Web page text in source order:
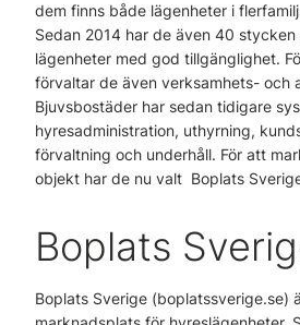
dem finns både lägenheter i
Sedan 2014 har de även 40
lägenheter med god tillgänglighet.
förvaltar de även verksamhets- och
Bjuvsbostäder har sedan tidigare
hyresadministration, uthyrning,
förvaltning och underhåll. För att
objekt har de nu valt Boplats
Boplats
Boplats Sverige (boplatssverige.se)